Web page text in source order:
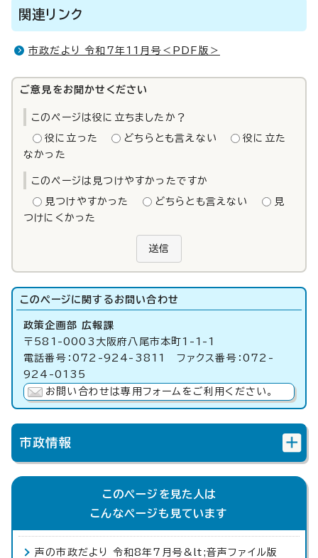
関連リンク
市政だより 令和7年11月号＜PDF版＞
ご意見をお聞かせください
このページは役に立ちましたか？
役に立った どちらとも言えない
役に立た
なかった
このページは見つけやすかったですか
見つけやすかった どちらとも言えない
見
つけにくかった
送信
このページに関する お問い合わせ
政策企画部 広報課
〒581-0003大阪府八尾市本町1-1-1
電話番号：072-924-3811 ファクス番号：072-
924-0135
お問い合わせは専用フォームをご利用ください。
市政情報
このページを見た人は
こんなページも見ています
声の市政だより 令和8年7月号&lt;音声ファイル版